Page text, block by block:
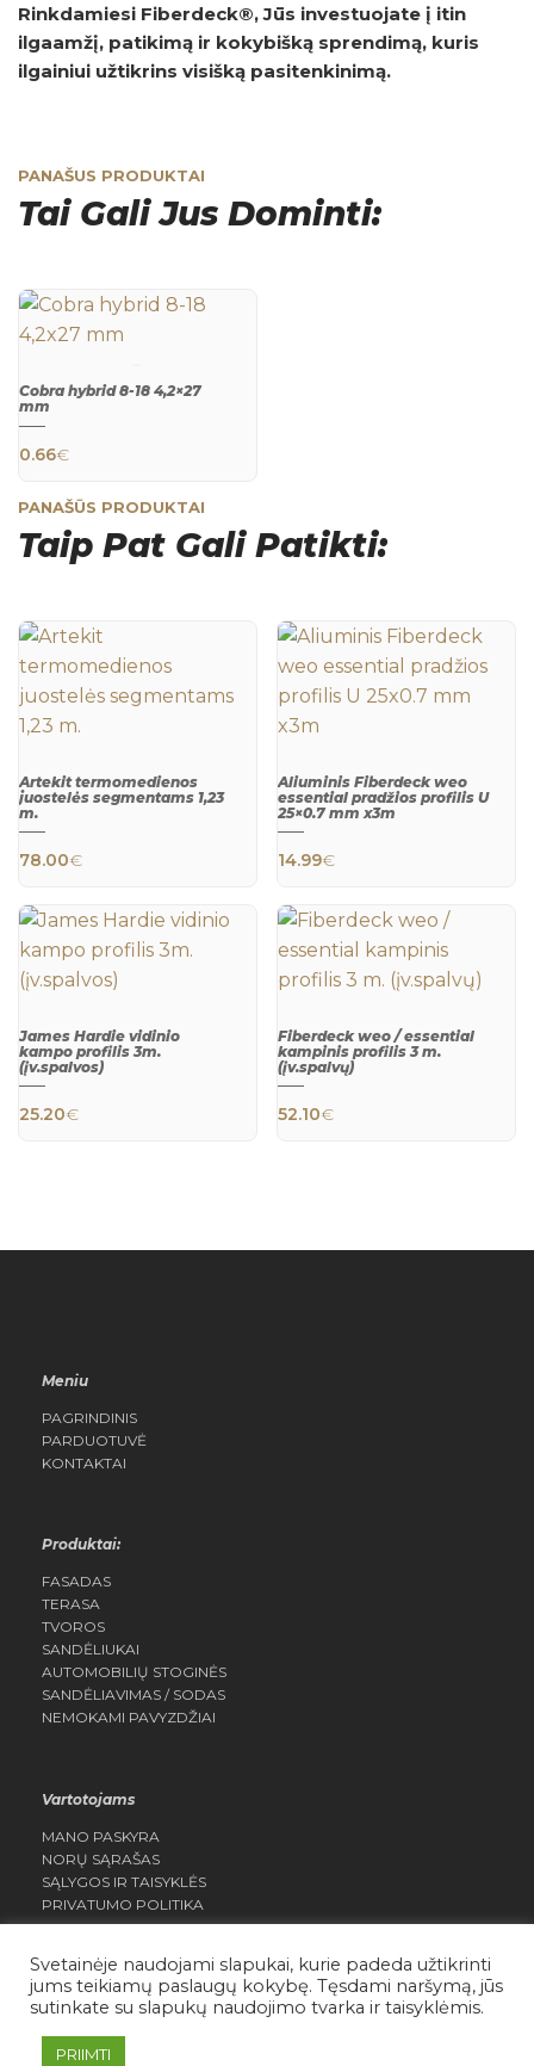
Rinkdamiesi Fiberdeck®, Jūs investuojate į itin
ilgaamžį, patikimą ir kokybišką sprendimą, kuris
ilgainiui užtikrins visišką pasitenkinimą.
PANAŠUS PRODUKTAI
Tai Gali Jus Dominti:
Cobra hybrid 8-18 4,2×27
mm
0.66€
PANAŠŪS PRODUKTAI
Taip Pat Gali Patikti:
Artekit termomedienos
juostelės segmentams 1,23
m.
78.00€
Aliuminis Fiberdeck weo
essential pradžios profilis U
25×0.7 mm x3m
14.99€
This product has multiple variants. The
James Hardie vidinio
kampo profilis 3m.
(įv.spalvos)
25.20€
Fiberdeck weo / essential
kampinis profilis 3 m.
(įv.spalvų)
52.10€
Meniu
PAGRINDINIS
PARDUOTUVĖ
KONTAKTAI
Produktai:
FASADAS
TERASA
TVOROS
SANDĖLIUKAI
AUTOMOBILIŲ STOGINĖS
SANDĖLIAVIMAS / SODAS
NEMOKAMI PAVYZDŽIAI
Vartotojams
MANO PASKYRA
NORŲ SĄRAŠAS
SĄLYGOS IR TAISYKLĖS
PRIVATUMO POLITIKA
Svetainėje naudojami slapukai, kurie padeda užtikrinti
jums teikiamų paslaugų kokybę. Tęsdami naršymą, jūs
sutinkate su slapukų naudojimo tvarka ir taisyklėmis.
PRIIMTI